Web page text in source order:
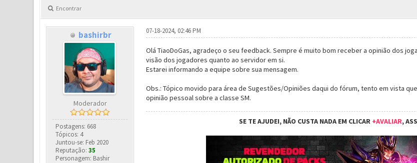
Encontrar
bashirbr
Moderador
Postagens: 668
Tópicos: 4
Juntou-se: Feb 2020
Reputação:35
Personagem: Bashir
07-18-2024, 02:46 PM
Olá TiaoDoGas, agradeço o seu feedback. Sempre é muito bom receber a opinião dos
visão dos jogadores quanto ao servidor em si.
Estarei informando a equipe sobre sua mensagem.
Obs.: Tópico movido para área de Sugestões/Opiniões daqui do fórum, tento em vista
opinião pessoal sobre a classe SM.
SE TE AJUDEI, NÃO CUSTA NADA EM CLICAR +AVALIAR,